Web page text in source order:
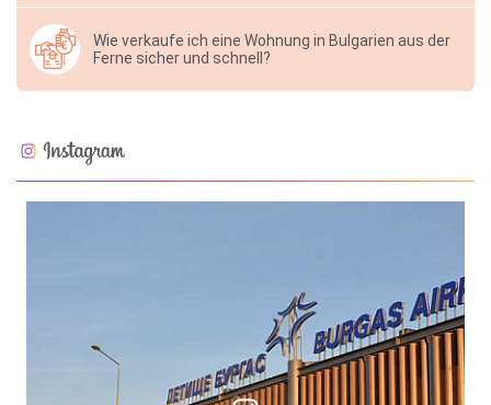
Wie verkaufe ich eine Wohnung in Bulgarien aus der
Ferne sicher und schnell?